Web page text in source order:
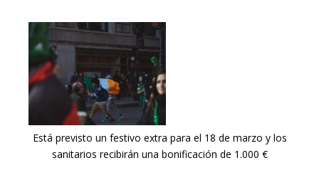
Está previsto un festivo extra para el 18 de marzo y los
sanitarios recibirán una bonificación de 1.000 €